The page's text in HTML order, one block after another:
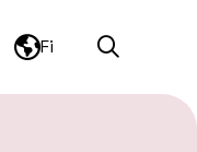
Fi Haku